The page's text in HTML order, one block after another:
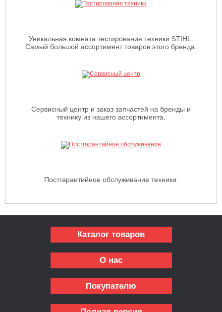
Уникальная комната тестирования техники STIHL.
Самый большой ассортимент товаров этого бренда.
Сервисный центр и заказ запчастей на бренды и
технику из нашего ассортимента.
Постгарантийное обслуживание техники.
Каталог товаров
О нас
Покупателю